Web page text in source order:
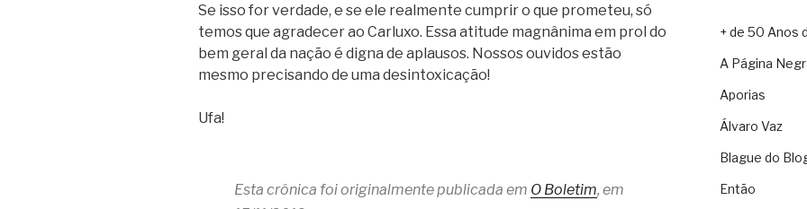
Se isso for verdade, e se ele realmente cumprir o que prometeu, só
temos que agradecer ao Carluxo. Essa atitude magnânima em prol do
bem geral da nação é digna de aplausos. Nossos ouvidos estão
mesmo precisando de uma desintoxicação!
Ufa!
Esta crônica foi originalmente publicada em O Boletim, em
+ de 50 Anos
A Página
Aporias
Álvaro Vaz
Blague do
Então